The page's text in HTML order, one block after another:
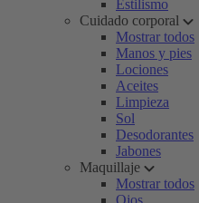
Estilismo
Cuidado corporal
Mostrar todos
Manos y pies
Lociones
Aceites
Limpieza
Sol
Desodorantes
Jabones
Maquillaje
Mostrar todos
Ojos